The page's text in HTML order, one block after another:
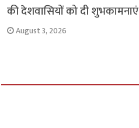
की देशवासियों को दी शुभकामनाएं
August 3, 2026